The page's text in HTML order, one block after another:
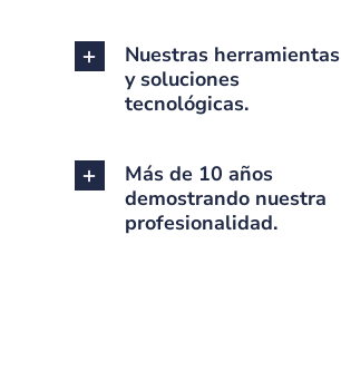
Nuestras herramientas
y soluciones
tecnológicas.
Más de 10 años
demostrando nuestra
profesionalidad.